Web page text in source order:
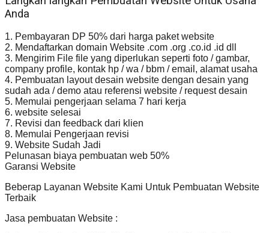
Anda
1. Pembayaran DP 50% dari harga paket website
2. Mendaftarkan domain Website .com .org .co.id .id dll
3. Mengirim File file yang diperlukan seperti foto / gambar,
company profile, kontak hp / wa / bbm / email, alamat usaha
4. Pembuatan layout desain website dengan desain yang
sudah ada / demo atau referensi website / request desain
5. Memulai pengerjaan selama 7 hari kerja
6. website selesai
7. Revisi dan feedback dari klien
8. Memulai Pengerjaan revisi
9. Website Sudah Jadi
Pelunasan biaya pembuatan web 50%
Garansi Website
Beberap Layanan Website Kami Untuk Pembuatan Website
Terbaik
Jasa pembuatan Website :